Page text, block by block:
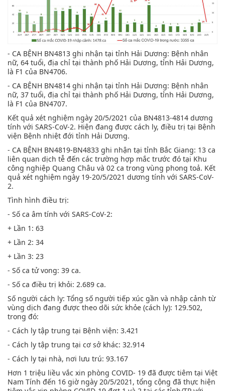
- CA BỆNH BN4813 ghi nhận tại tỉnh Hải Dương: Bệnh nhân
nữ, 64 tuổi, địa chỉ tại thành phố Hải Dương, tỉnh Hải Dương,
là F1 của BN4706.
- CA BỆNH BN4814 ghi nhận tại tỉnh Hải Dương: Bệnh nhân
nữ, 37 tuổi, địa chỉ tại thành phố Hải Dương, tỉnh Hải Dương,
là F1 của BN4707.
Kết quả xét nghiệm ngày 20/5/2021 của BN4813-4814 dương
tính với SARS-CoV-2. Hiện đang được cách ly, điều trị tại Bệnh
viện Bệnh nhiệt đới tỉnh Hải Dương.
- CA BỆNH BN4819-BN4833 ghi nhận tại tỉnh Bắc Giang: 13 ca
liên quan dịch tễ đến các trường hợp mắc trước đó tại Khu
công nghiệp Quang Châu và 02 ca trong vùng phong toả. Kết
quả xét nghiệm ngày 19-20/5/2021 dương tính với SARS-CoV-
2.
Tình hình điều trị:
- Số ca âm tính với SARS-CoV-2:
+ Lần 1: 63
+ Lần 2: 34
+ Lần 3: 23
- Số ca tử vong: 39 ca.
- Số ca điều trị khỏi: 2.689 ca.
Số người cách ly: Tổng số người tiếp xúc gần và nhập cảnh từ
vùng dịch đang được theo dõi sức khỏe (cách ly): 129.502,
trong đó:
- Cách ly tập trung tại Bệnh viện: 3.421
- Cách ly tập trung tại cơ sở khác: 32.914
- Cách ly tại nhà, nơi lưu trú: 93.167
Hơn 1 triệu liều vắc xin phòng COVID- 19 đã được tiêm tại Việt
Nam Tính đến 16 giờ ngày 20/5/2021, tổng cộng đã thực hiện